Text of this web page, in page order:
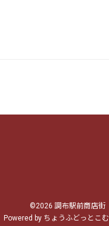
©2026 調布駅前商店街
Powered by ちょうふどっとこむ